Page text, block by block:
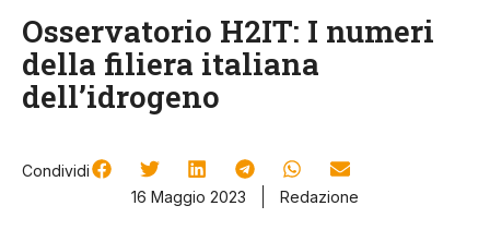
Osservatorio H2IT: I numeri
della filiera italiana
dell’idrogeno
Condividi
16 Maggio 2023
Redazione